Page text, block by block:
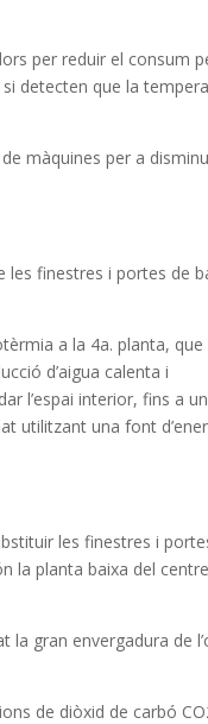
per reduir el consum
detecten que la
màquines per a
les finestres i portes de
a la 4a. planta, que
d’aigua calenta i
l’espai interior, fins a
utilitzant una font
les finestres i
la planta baixa del
gran envergadura de
de diòxid de carbó